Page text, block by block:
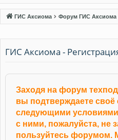
ы
лк
ру
м
ГИС Аксиома Форум ГИС Аксиома
ГИС Аксиома -
Заходя на форум
вы подтверждаете своё
следующими
с ними, пожалуйста, не
пользуйтесь форумом.